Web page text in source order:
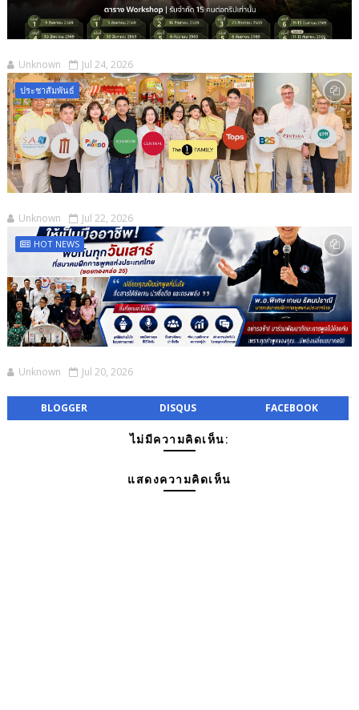
Unknown Jul 24, 2026
ประชาสัมพันธ์
Unknown Jul 22, 2026
HOT NEWS
Unknown Jul 20, 2026
BLOGGER DISQUS FACEBOOK
ไม่มีความคิดเห็น:
แสดงความคิดเห็น